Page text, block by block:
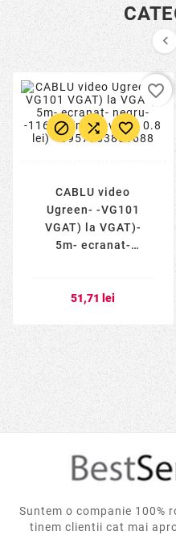

  
CABLU video
Ugreen- -VG101
VGAT) la VGAT)-
5m- ecranat-
lei) -
51,71 lei
favorite_border
Suntem o companie 100%
tinem clientii cat mai